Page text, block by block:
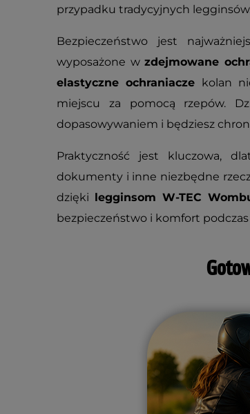
przypadku tradycyjnych
Bezpieczeństwo jest
wyposażone wzdejmowane
elastyczne ochraniacze kolan
miejscu za pomocą rzepów.
dopasowywaniem i będziesz
Praktyczność jest kluczowa,
dokumenty i inne niezbędne
dzięki legginsom W-TEC
bezpieczeństwo i komfort